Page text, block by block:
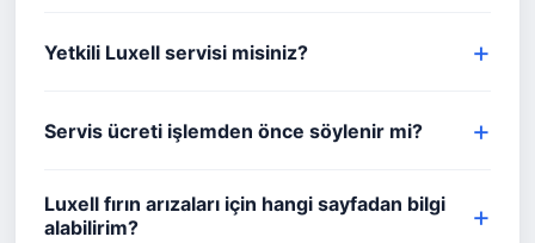
Yetkili Luxell servisi misiniz?
Servis ücreti işlemden önce söylenir mi?
Luxell fırın arızaları için hangi sayfadan bilgi
alabilirim?